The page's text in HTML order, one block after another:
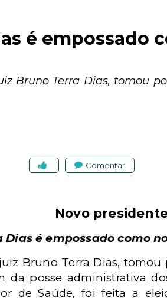
é empossado
Bruno Terra Dias, tomou
Comentar
Novo
Dias é empossado como
Bruno Terra Dias, tomou
da posse administrativa
de Saúde, foi feita a